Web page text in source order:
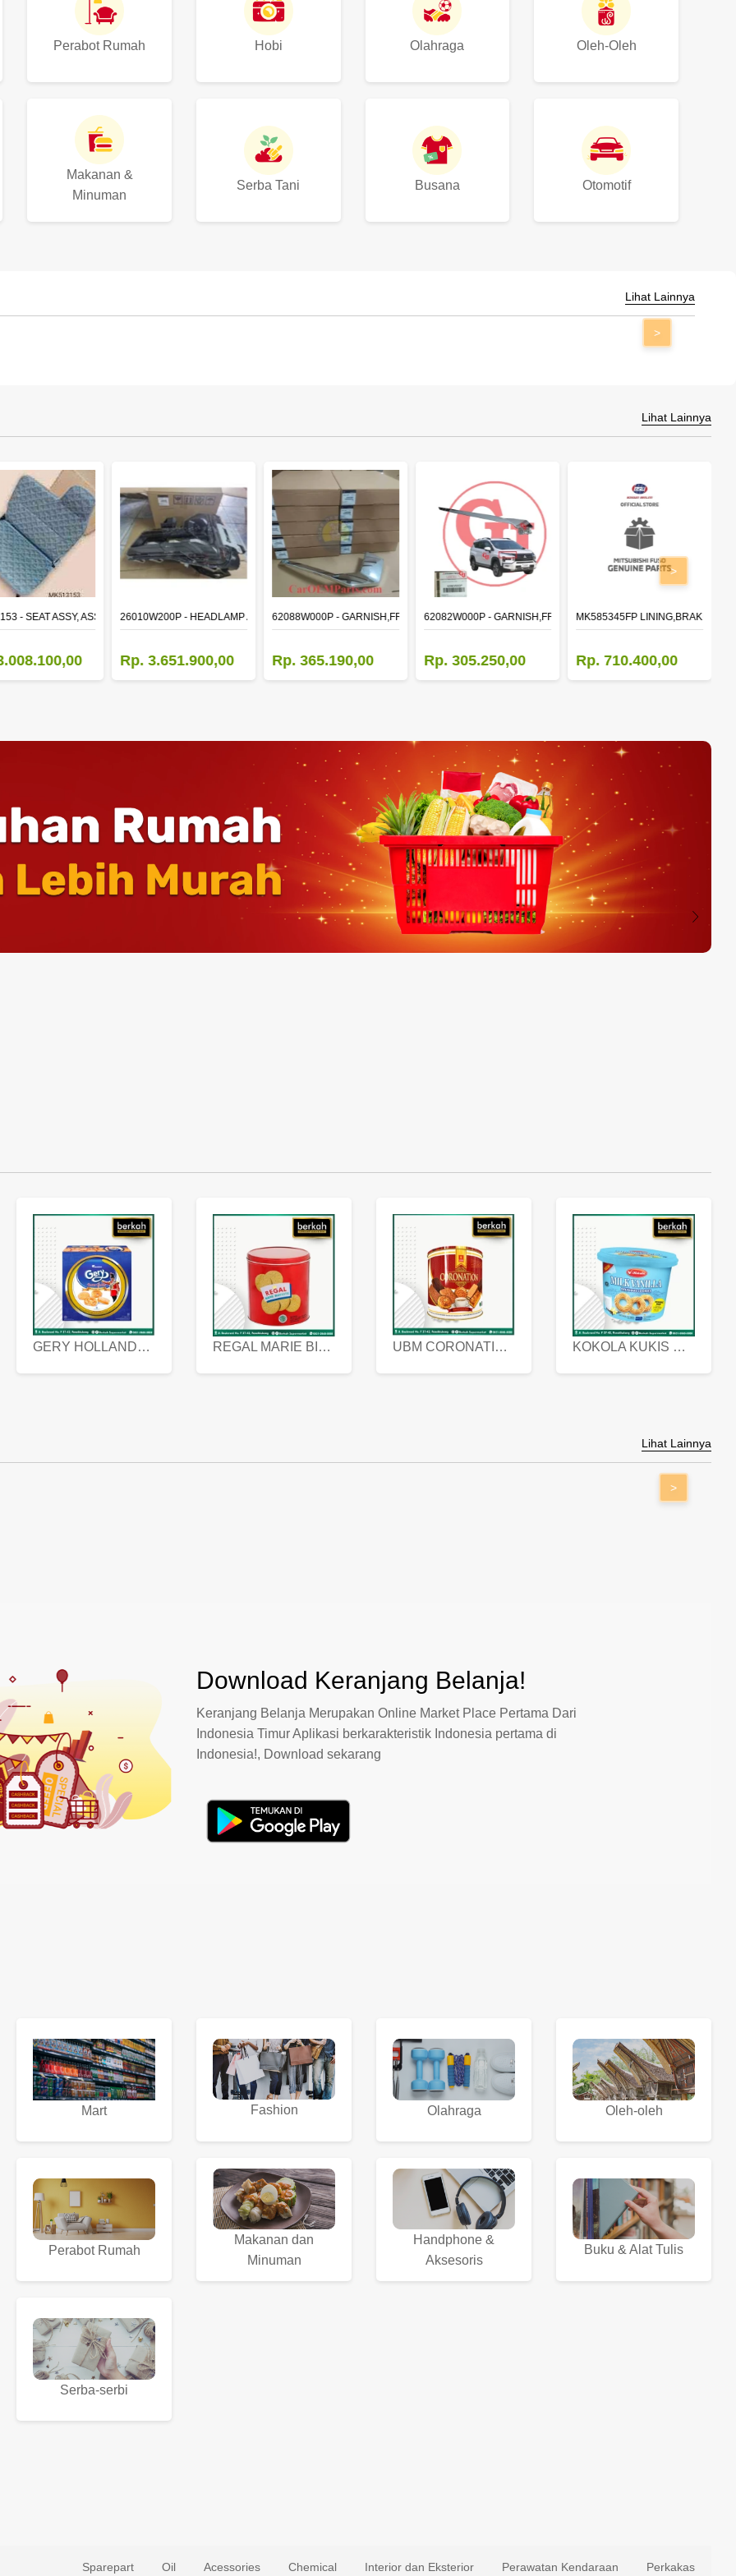
Perabot Rumah Hobi Olahraga Oleh-Oleh
Makanan &
Minuman
Serba Tani Busana Otomotif
Lihat Lainnya
>
Lihat Lainnya
- SEAT ASSY, ASSISTANT26010W200P - HEADLAMP ASSY,RH
Rp. 3.651.900,00
62088W000P - GARNISH,FR BUMPER SIDE
Rp. 365.190,00
62082W000P - GARNISH,FR BUMPER SIDE
Rp. 305.250,00
MK585345FP LINING,BRAKE
Rp. 710.400,00
>
GERY HOLLANDA BUTTER COOKIES 450 GRAM REGAL MARIE BISCUIT KALENG 550 GRAM UBM CORONATION ASSORTED BISKUIT KALENG 450 GRAM KOKOLA KUKIS HYGIENIC MILK VANILLA PACK 320 GR
Lihat Lainnya
>
Download Keranjang Belanja!
Keranjang Belanja Merupakan Online Market Place Pertama Dari
Indonesia Timur Aplikasi berkarakteristik Indonesia pertama di
Indonesia!, Download sekarang
Mart Fashion Olahraga Oleh-oleh
Perabot Rumah
Makanan dan
Minuman
Handphone &
Aksesoris
Buku & Alat Tulis
Serba-serbi
Sparepart Oil Acessories Chemical Interior dan Eksterior Perawatan Kendaraan Perkakas